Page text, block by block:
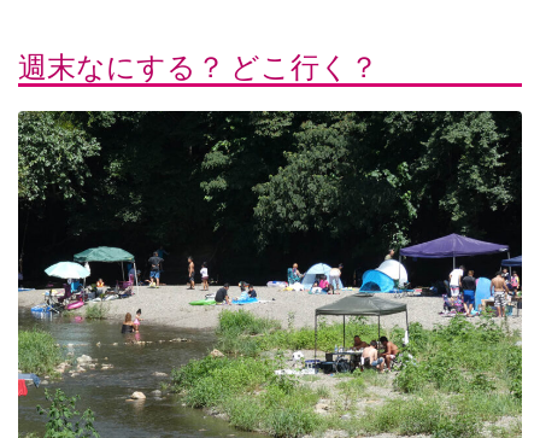
週末なにする？ どこ行く？